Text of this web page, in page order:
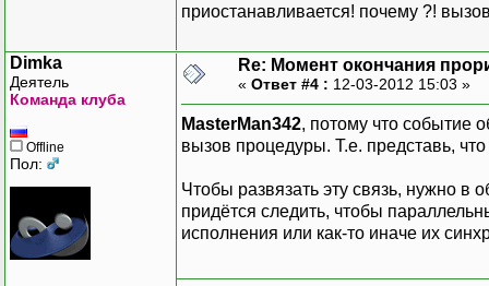
приостанавливается! почему ?!
Dimka
Деятель
Команда клуба
Offline
Пол:
Re: Момент окончания
« Ответ #4 : 12-03-2012 15:03 »
MasterMan342, потому что событие
вызов процедуры. Т.е. представь,
Чтобы развязать эту связь, нужно в
придётся следить, чтобы
исполнения или как-то иначе их